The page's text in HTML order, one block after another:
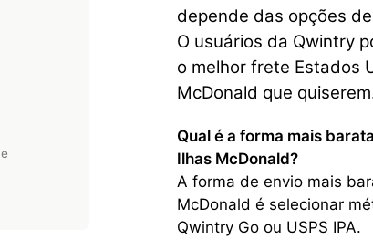
depende das opções
O usuários da Qwintry
o melhor frete Estados
McDonald que
Qual é a forma mais
Ilhas McDonald?
A forma de envio mais
McDonald é selecionar
Qwintry Go ou USPS IPA.